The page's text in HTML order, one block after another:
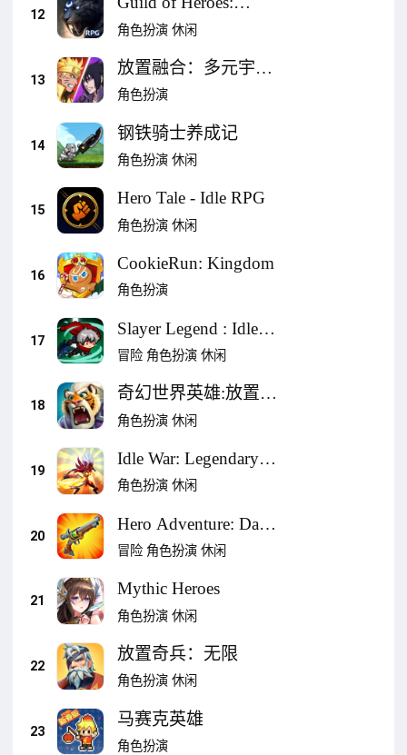
12
Adventure RPG
角色扮演 休闲
13
放置融合：多元宇宙
超级英雄巅峰对决
角色扮演
14
钢铁骑士养成记
角色扮演 休闲
15
Hero Tale - Idle RPG
角色扮演 休闲
16
CookieRun: Kingdom
角色扮演
17
Slayer Legend : Idle
RPG
冒险 角色扮演 休闲
18
奇幻世界英雄:放置
RPG
角色扮演 休闲
19
Idle War: Legendary
Heroes
角色扮演 休闲
20
Hero Adventure: Dark
RPG
冒险 角色扮演 休闲
21
Mythic Heroes
角色扮演 休闲
22
放置奇兵：无限
角色扮演 休闲
23
马赛克英雄
角色扮演